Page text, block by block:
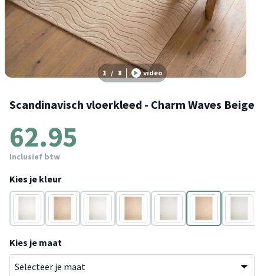
1 / 8 video
Scandinavisch vloerkleed - Charm Waves Beige
62.95
Inclusief btw
Kies je kleur
Wit Beige Wit Beige Wit Beige Wit
Kies je maat